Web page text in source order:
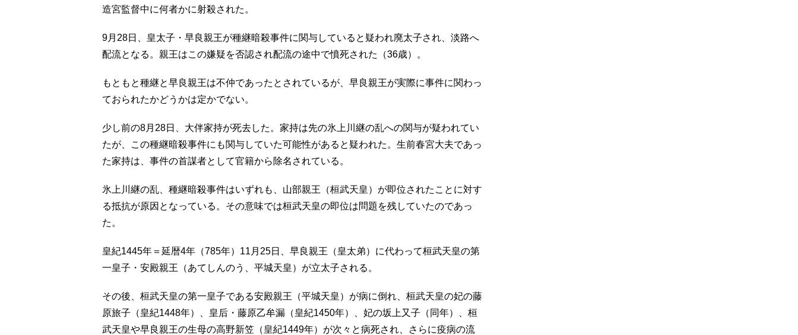
造宮監督中に何者かに射殺された。
9月28日、皇太子・早良親王が種継暗殺事件に関与していると疑われ廃太子され、淡路へ
配流となる。親王はこの嫌疑を否認され配流の途中で憤死された（36歳）。
もともと種継と早良親王は不仲であったとされているが、早良親王が実際に事件に関わっ
ておられたかどうかは定かでない。
少し前の8月28日、大伴家持が死去した。家持は先の氷上川継の乱への関与が疑われてい
たが、この種継暗殺事件にも関与していた可能性があると疑われた。生前春宮大夫であっ
た家持は、事件の首謀者として官籍から除名されている。
氷上川継の乱、種継暗殺事件はいずれも、山部親王（桓武天皇）が即位されたことに対す
る抵抗が原因となっている。その意味では桓武天皇の即位は問題を残していたのであっ
た。
皇紀1445年＝延暦4年（785年）11月25日、早良親王（皇太弟）に代わって桓武天皇の第
一皇子・安殿親王（あてしんのう、平城天皇）が立太子される。
その後、桓武天皇の第一皇子である安殿親王（平城天皇）が病に倒れ、桓武天皇の妃の藤
原旅子（皇紀1448年）、皇后・藤原乙牟漏（皇紀1450年）、妃の坂上又子（同年）、桓
武天皇や早良親王の生母の高野新笠（皇紀1449年）が次々と病死され、さらに疫病の流